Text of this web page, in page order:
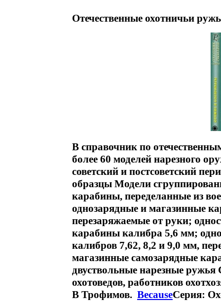
Отечественные охотничьи
В справочник по
более 60 моделей нарезного
советский и постсоветский
образцы Модели
карабины, переделанные из
однозарядные и магазинные
перезаряжаемые от руки;
карабины калибра 5,6 мм;
калибров 7,62, 8,2 и 9,0 мм,
магазинные самозарядные
двуствольные нарезные ружья
охотоведов, работников
В Трофимов. BecauseСерия: